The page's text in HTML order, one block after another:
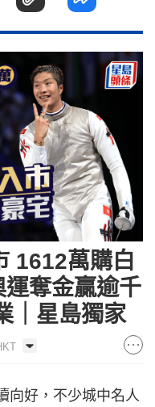
1612萬購白
奪金贏逾千
｜星島獨家
向好，不少城中名人